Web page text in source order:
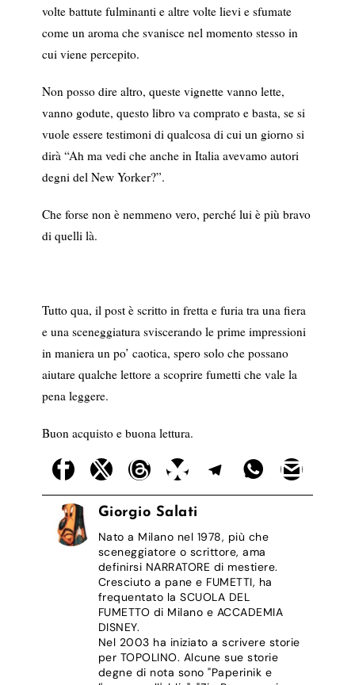
volte battute fulminanti e altre volte lievi e sfumate
come un aroma che svanisce nel momento stesso in
cui viene percepito.
Non posso dire altro, queste vignette vanno lette,
vanno godute, questo libro va comprato e basta, se si
vuole essere testimoni di qualcosa di cui un giorno si
dirà “Ah ma vedi che anche in Italia avevamo autori
degni del New Yorker?”.
Che forse non è nemmeno vero, perché lui è più bravo
di quelli là.
Tutto qua, il post è scritto in fretta e furia tra una fiera
e una sceneggiatura sviscerando le prime impressioni
in maniera un po’ caotica, spero solo che possano
aiutare qualche lettore a scoprire fumetti che vale la
pena leggere.
Buon acquisto e buona lettura.
Giorgio Salati
Nato a Milano nel 1978, più che
sceneggiatore o scrittore, ama
definirsi NARRATORE di mestiere.
Cresciuto a pane e FUMETTI, ha
frequentato la SCUOLA DEL
FUMETTO di Milano e ACCADEMIA
DISNEY.
Nel 2003 ha iniziato a scrivere storie
per TOPOLINO. Alcune sue storie
degne di nota sono "Paperinik e